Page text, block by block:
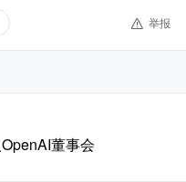
举报
董事会